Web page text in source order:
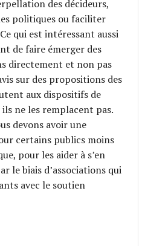
des décideurs,
politiques ou faciliter
qui est intéressant aussi
de faire émerger des
directement et non pas
sur des propositions des
aux dispositifs de
ne les remplacent pas.
devons avoir une
certains publics moins
pour les aider à s’en
le biais d’associations qui
avec le soutien